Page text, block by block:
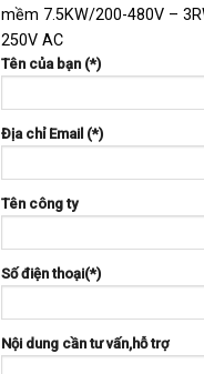
mềm 7.5KW/200-480V –
250V AC
Tên của bạn (*)
Địa chỉ Email (*)
Tên công ty
Số điện thoại(*)
Nội dung cần tư vấn,hỗ trợ